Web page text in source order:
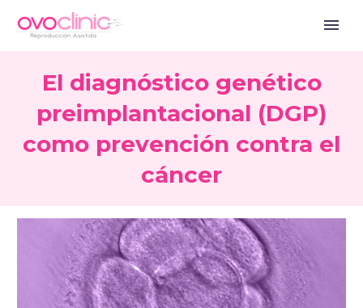
El diagnóstico genético
preimplantacional (DGP)
como prevención contra el
cáncer